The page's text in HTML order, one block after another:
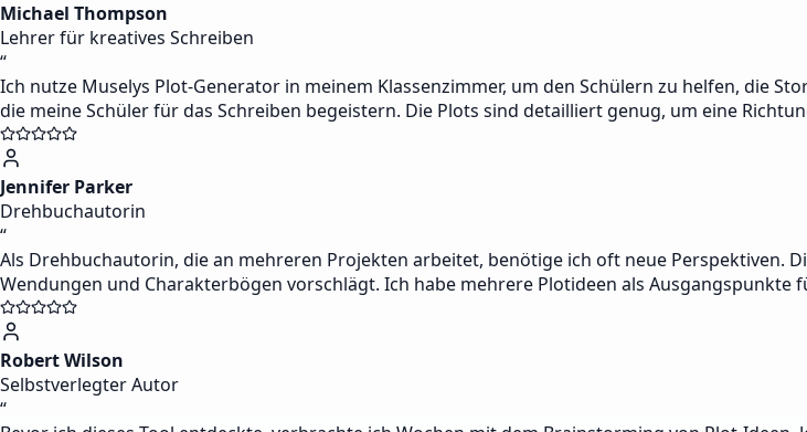
Michael Thompson
Lehrer für kreatives Schreiben
“
Ich nutze Muselys Plot-Generator in meinem Klassenzimmer, um den Schülern zu helfen, die
die meine Schüler für das Schreiben begeistern. Die Plots sind detailliert genug, um eine
Jennifer Parker
Drehbuchautorin
“
Als Drehbuchautorin, die an mehreren Projekten arbeitet, benötige ich oft neue Perspektiven.
Wendungen und Charakterbögen vorschlägt. Ich habe mehrere Plotideen als Ausgangspunkte
Robert Wilson
Selbstverlegter Autor
“